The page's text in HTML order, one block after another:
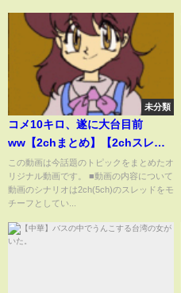
未分類
コメ10キロ、遂に大台目前
ww【2chまとめ】【2chスレ】
【5chスレ】
この動画は今話題のトピックをまとめたオ
リジナル動画です。 ■動画の内容について
動画のシナリオは2ch(5ch)のスレッドをモ
チーフとしてい...